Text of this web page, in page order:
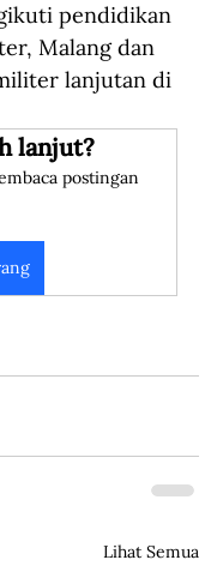
pendidikan
Malang dan
lanjutan di
lanjut?
postingan
Lihat Semua